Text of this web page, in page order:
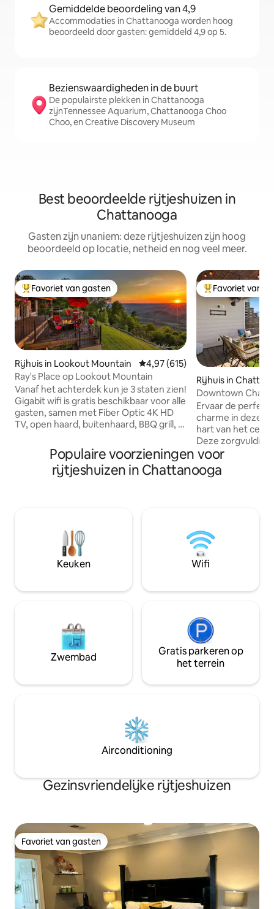
Gemiddelde beoordeling van 4,9
Accommodaties in Chattanooga worden hoog
beoordeeld door gasten: gemiddeld 4,9 op 5.
Bezienswaardigheden in de buurt
De populairste plekken in Chattanooga
zijnTennessee Aquarium, Chattanooga Choo
Choo, en Creative Discovery Museum
Best beoordeelde rijtjeshuizen in
Chattanooga
Gasten zijn unaniem: deze rijtjeshuizen zijn hoog
beoordeeld op locatie, netheid en nog veel meer.
Topfavoriet van gasten
Favoriet van gasten
Rijhuis in Lookout Mountain Gemiddelde beoordeling van
4,97 (615)
Ray's Place op Lookout Mountain
Vanaf het achterdek kun je 3 staten zien!
Gigabit wifi is gratis beschikbaar voor alle
gasten, samen met Fiber Optic 4K HD
TV, open haard, buitenhaard, BBQ grill, 2
keuken met gloednieuwe apparaten,
BOSE surround sound voor ongelooflijk
filmkijken, wasmachine en droger, en
gebied en beveiliging ter plaatse.
Toeslag voor niet-geregistreerde gasten
van $ 50 per nacht voor elke niet-
geregistreerde gast
Topfavoriet van
Favoriet van
Rijhuis in
Downtown
Boutique Stay,
Ervaar de
charme in deze
hart van het
Deze zorgvuldig
dicht bij
Tennessee
levendige
toegangspoort
de
stedelijke
host is een
gedacht
Populaire voorzieningen voor
rijtjeshuizen in Chattanooga
Keuken Wifi
Zwembad
Gratis parkeren op
het terrein
Airconditioning
Gezinsvriendelijke rijtjeshuizen
Favoriet van gasten
Favoriet van gasten